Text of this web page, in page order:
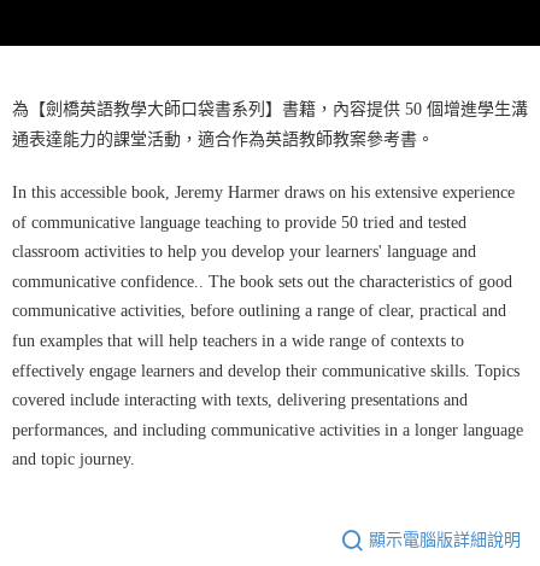
為【劍橋英語教學大師口袋書系列】書籍，內容提供 50 個增進學生溝
通表達能力的課堂活動，適合作為英語教師教案參考書。
In this accessible book, Jeremy Harmer draws on his extensive experience
of communicative language teaching to provide 50 tried and tested
classroom activities to help you develop your learners' language and
communicative confidence.. The book sets out the characteristics of good
communicative activities, before outlining a range of clear, practical and
fun examples that will help teachers in a wide range of contexts to
effectively engage learners and develop their communicative skills. Topics
covered include interacting with texts, delivering presentations and
performances, and including communicative activities in a longer language
and topic journey.
顯示電腦版詳細說明